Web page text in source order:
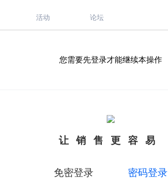
活动 论坛
您需要先登录才能继续本操作
让销售更容易
免密登录 密码登录